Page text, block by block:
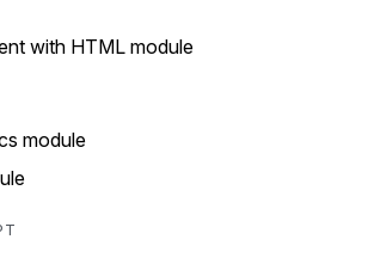
with HTML module
module